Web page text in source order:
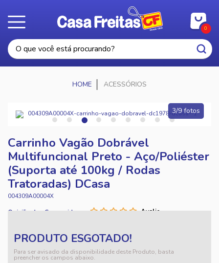
0
ACESSÓRIOS
3/9 fotos
Carrinho Vagão Dobrável
Multifuncional Preto - Aço/Poliéster
(Suporta até 100kg / Rodas
Tratoradas) DCasa
004309A00004X
Opinião dos Consumidores:
Para ser avisado da disponibilidade deste Produto, basta
preencher os campos abaixo.